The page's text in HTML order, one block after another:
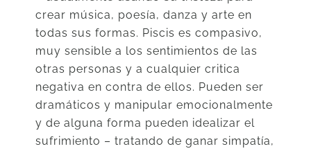
crear música, poesía, danza y arte en
todas sus formas. Piscis es compasivo,
muy sensible a los sentimientos de las
otras personas y a cualquier critica
negativa en contra de ellos. Pueden ser
dramáticos y manipular emocionalmente
y de alguna forma pueden idealizar el
sufrimiento – tratando de ganar simpatía,